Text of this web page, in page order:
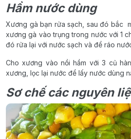
Hầm nước dùng
Xương gà bạn rửa sạch, sau đó bắc
xương gà vào trụng trong nước với 1
đó rửa lại với nước sạch và để ráo
Cho xương vào nồi hầm với 3 củ
xương, lọc lại nước để lấy nước dùng
Sơ chế các nguyên